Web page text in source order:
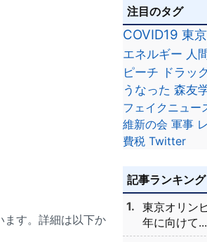
ます。詳細は以下か
注目のタグ
COVID19 東
エネルギー 人
ピーチ ドラッ
うなった 森友
フェイクニュー
維新の会 軍事
費税 Twitter
記事ランキング
東京オリン
年に向けて...